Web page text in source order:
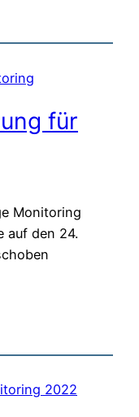
für
Monitoring
auf den 24.